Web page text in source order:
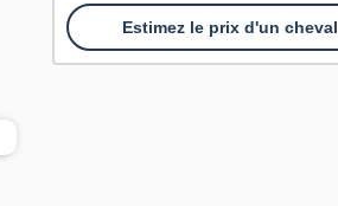
Estimez le prix d'un cheval